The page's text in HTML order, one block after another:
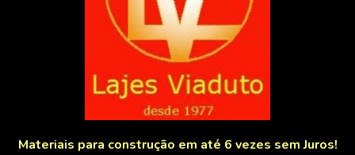
Materiais para construção em até 6 vezes sem Juros!